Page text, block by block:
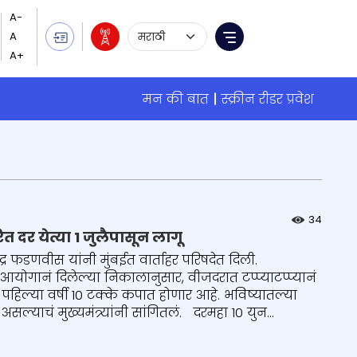
Language Selection
Menu
मन की बात
स्क्रीन रीडर प्रवेश
34
दर येत्या 1 जुलैपासून लागू
फडणवीस यांनी मुंबईत वार्ताहर परिषदेत दिली.
दिलेल्या निकालानुसार, वीजदरात टप्प्याटप्प्यानं
वर्षी 10 टक्के कपात होणार आहे. भविष्यातल्या
मुख्यमंत्र्यांनी सांगितलं. दरमहा 10 युन...